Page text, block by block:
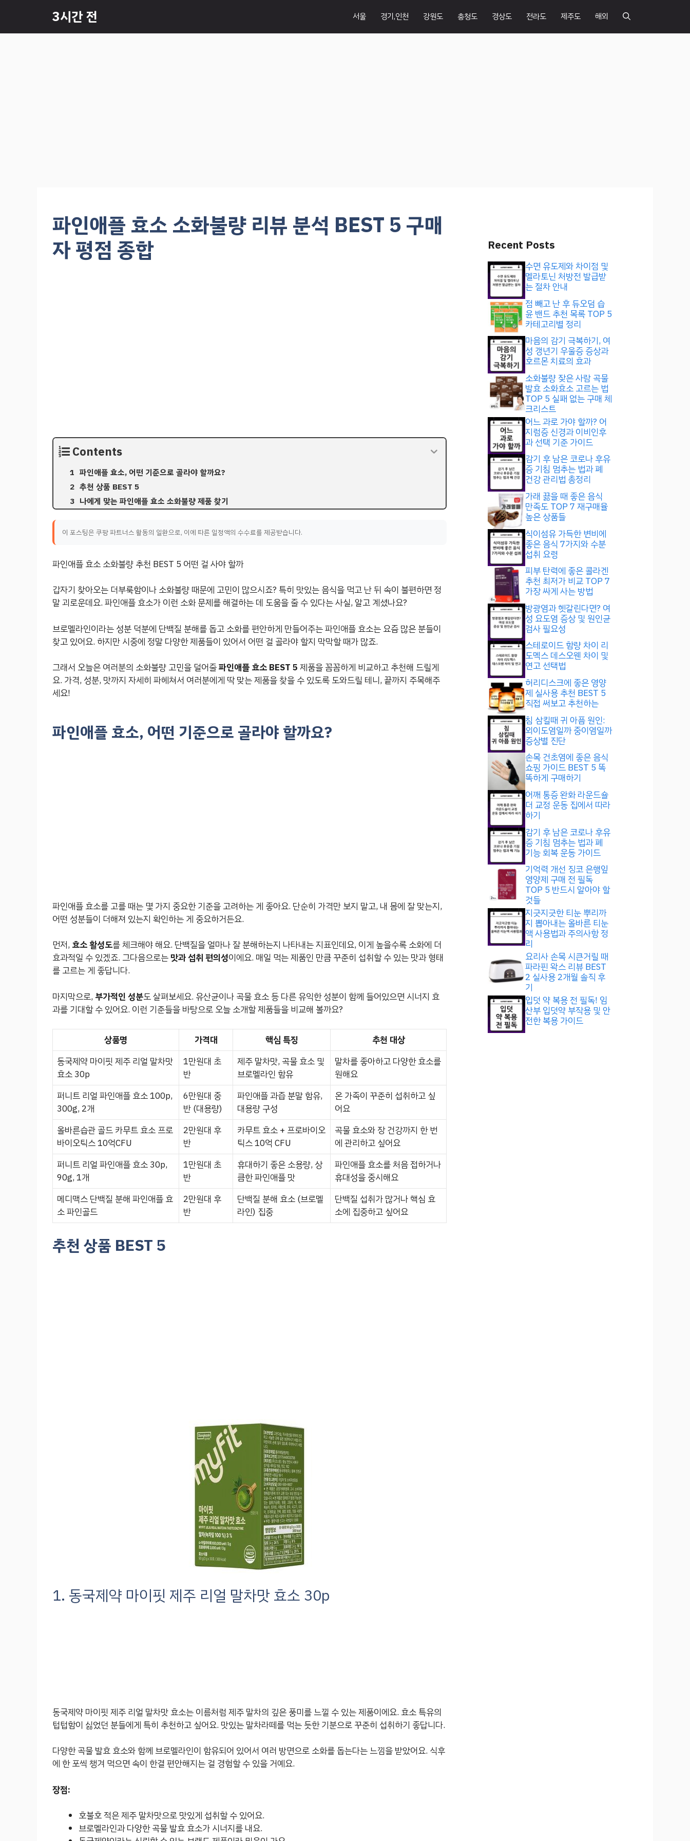
츠
3시간 전 서울 경기,인천 강원도 충청도 경상도 전라도 제주도 해외
파인애플 효소 소화불량 리뷰 분석 BEST 5 구매
자 평점 종합
Contents
파인애플 효소, 어떤 기준으로 골라야 할까요?
추천 상품 BEST 5
나에게 맞는 파인애플 효소 소화불량 제품 찾기
이 포스팅은 쿠팡 파트너스 활동의 일환으로, 이에 따른 일정액의 수수료를 제공받습니다.
파인애플 효소 소화불량 추천 BEST 5 어떤 걸 사야 할까
갑자기 찾아오는 더부룩함이나 소화불량 때문에 고민이 많으시죠? 특히 맛있는 음식을 먹고 난 뒤 속이 불편하면 정
말 괴로운데요. 파인애플 효소가 이런 소화 문제를 해결하는 데 도움을 줄 수 있다는 사실, 알고 계셨나요?
브로멜라인이라는 성분 덕분에 단백질 분해를 돕고 소화를 편안하게 만들어주는 파인애플 효소는 요즘 많은 분들이
찾고 있어요. 하지만 시중에 정말 다양한 제품들이 있어서 어떤 걸 골라야 할지 막막할 때가 많죠.
그래서 오늘은 여러분의 소화불량 고민을 덜어줄파인애플 효소 BEST 5 제품을 꼼꼼하게 비교하고 추천해 드릴게
요. 가격, 성분, 맛까지 자세히 파헤쳐서 여러분에게 딱 맞는 제품을 찾을 수 있도록 도와드릴 테니, 끝까지 주목해주
세요!
파인애플 효소, 어떤 기준으로 골라야 할까요?
파인애플 효소를 고를 때는 몇 가지 중요한 기준을 고려하는 게 좋아요. 단순히 가격만 보지 말고, 내 몸에 잘 맞는지,
어떤 성분들이 더해져 있는지 확인하는 게 중요하거든요.
먼저, 효소 활성도를 체크해야 해요. 단백질을 얼마나 잘 분해하는지 나타내는 지표인데요, 이게 높을수록 소화에 더
효과적일 수 있겠죠. 그다음으로는 맛과 섭취 편의성이에요. 매일 먹는 제품인 만큼 꾸준히 섭취할 수 있는 맛과 형태
를 고르는 게 좋답니다.
마지막으로, 부가적인 성분도 살펴보세요. 유산균이나 곡물 효소 등 다른 유익한 성분이 함께 들어있으면 시너지 효
과를 기대할 수 있어요. 이런 기준들을 바탕으로 오늘 소개할 제품들을 비교해 볼까요?
상품명 가격대 핵심 특징
추천 대상
동국제약 마이핏 제주 리얼 말차맛
효소 30p
1만원대 초
반
제주 말차맛, 곡물 효소 및
브로멜라인 함유
말차를 좋아하고 다양한 효소를
원해요
퍼니트 리얼 파인애플 효소 100p,
300g, 2개
6만원대 중
반 (대용량)
파인애플 과즙 분말 함유,
대용량 구성
온 가족이 꾸준히 섭취하고 싶
어요
올바른습관 골드 카무트 효소 프로
바이오틱스 10억CFU
2만원대 후
반
카무트 효소 + 프로바이오
틱스 10억 CFU
곡물 효소와 장 건강까지 한 번
에 관리하고 싶어요
퍼니트 리얼 파인애플 효소 30p,
90g, 1개
1만원대 초
반
휴대하기 좋은 소용량, 상
큼한 파인애플 맛
파인애플 효소를 처음 접하거나
휴대성을 중시해요
메디맥스 단백질 분해 파인애플 효
소 파인골드
2만원대 후
반
단백질 분해 효소 (브로멜
라인) 집중
단백질 섭취가 많거나 핵심 효
소에 집중하고 싶어요
추천 상품 BEST 5
1. 동국제약 마이핏 제주 리얼 말차맛 효소 30p
동국제약 마이핏 제주 리얼 말차맛 효소는 이름처럼 제주 말차의 깊은 풍미를 느낄 수 있는 제품이에요. 효소 특유의
텁텁함이 싫었던 분들에게 특히 추천하고 싶어요. 맛있는 말차라떼를 먹는 듯한 기분으로 꾸준히 섭취하기 좋답니다.
다양한 곡물 발효 효소와 함께 브로멜라인이 함유되어 있어서 여러 방면으로 소화를 돕는다는 느낌을 받았어요. 식후
에 한 포씩 챙겨 먹으면 속이 한결 편안해지는 걸 경험할 수 있을 거예요.
장점:
호불호 적은 제주 말차맛으로 맛있게 섭취할 수 있어요.
브로멜라인과 다양한 곡물 발효 효소가 시너지를 내요.
Recent Posts
수면 유도제와 차이점 및
멜라토닌 처방전 발급받
는 절차 안내
점 빼고 난 후 듀오덤 습
윤 밴드 추천 목록 TOP 5
카테고리별 정리
마음의 감기 극복하기, 여
성 갱년기 우울증 증상과
호르몬 치료의 효과
소화불량 잦은 사람 곡물
발효 소화효소 고르는 법
TOP 5 실패 없는 구매 체
크리스트
어느 과로 가야 할까? 어
지럼증 신경과 이비인후
과 선택 기준 가이드
감기 후 남은 코로나 후유
증 기침 멈추는 법과 폐
건강 관리법 총정리
가래 끓을 때 좋은 음식
만족도 TOP 7 재구매율
높은 상품들
식이섬유 가득한 변비에
좋은 음식 7가지와 수분
섭취 요령
피부 탄력에 좋은 콜라겐
추천 최저가 비교 TOP 7
가장 싸게 사는 방법
방광염과 헷갈린다면? 여
성 요도염 증상 및 원인균
검사 필요성
스테로이드 함량 차이 리
도멕스 데스오웬 차이 및
연고 선택법
허리디스크에 좋은 영양
제 실사용 추천 BEST 5
직접 써보고 추천하는
침 삼킬때 귀 아픔 원인:
외이도염일까 중이염일까
증상별 진단
손목 건초염에 좋은 음식
쇼핑 가이드 BEST 5 똑
똑하게 구매하기
어깨 통증 완화 라운드숄
더 교정 운동 집에서 따라
하기
감기 후 남은 코로나 후유
증 기침 멈추는 법과 폐
기능 회복 운동 가이드
기억력 개선 징코 은행잎
영양제 구매 전 필독
TOP 5 반드시 알아야 할
것들
지긋지긋한 티눈 뿌리까
지 뽑아내는 올바른 티눈
액 사용법과 주의사항 정
리
요리사 손목 시큰거릴 때
파라핀 왁스 리뷰 BEST
2 실사용 2개월 솔직 후
기
입덧 약 복용 전 필독! 임
산부 입덧약 부작용 및 안
전한 복용 가이드